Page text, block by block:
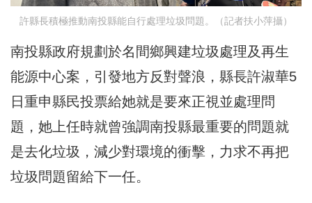
許縣長積極推動南投縣能自行處理垃圾問題。（記者扶小萍攝）
南投縣政府規劃於名間鄉興建垃圾處理及再生
能源中心案，引發地方反對聲浪，縣長許淑華5
日重申縣民投票給她就是要來正視並處理問
題，她上任時就曾強調南投縣最重要的問題就
是去化垃圾，減少對環境的衝擊，力求不再把
垃圾問題留給下一任。